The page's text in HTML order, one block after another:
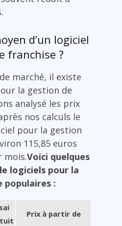
d’un logiciel
franchise ?
marché, il existe
la gestion de
analysé les prix
nos calculs le
pour la gestion
115,85 euros
mois.Voici quelques
logiciels pour la
populaires :
Prix à partir de